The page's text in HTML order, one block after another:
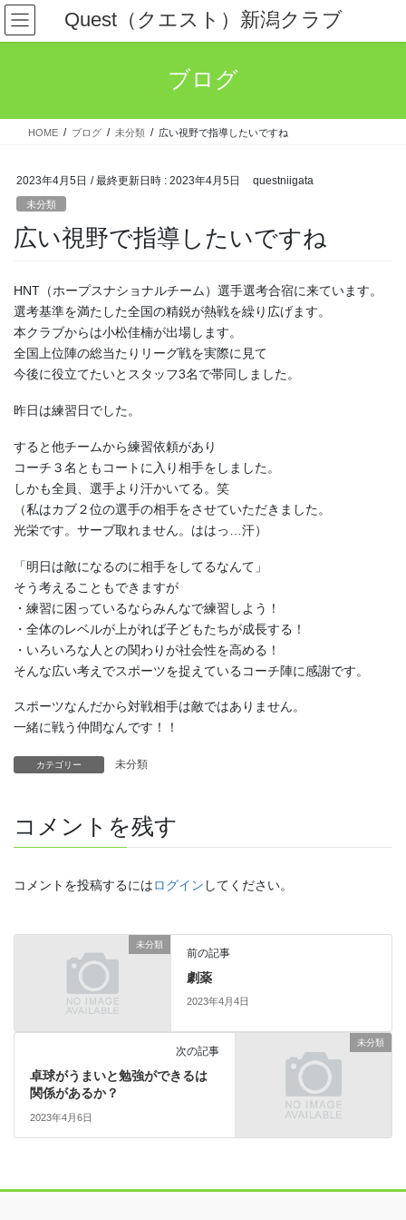
コ
ン
テ
ス
ナ
ビ
ゲ
ン
Quest（クエスト）新潟クラブ
ブログ
HOME ブログ 未分類 広い視野で指導したいですね
2023年4月5日 / 最終更新日時 : 2023年4月5日 questniigata
未分類
広い視野で指導したいですね
HNT（ホープスナショナルチーム）選手選考合宿に来ています。
選考基準を満たした全国の精鋭が熱戦を繰り広げます。
本クラブからは小松佳楠が出場します。
全国上位陣の総当たりリーグ戦を実際に見て
今後に役立てたいとスタッフ3名で帯同しました。
昨日は練習日でした。
すると他チームから練習依頼があり
コーチ３名ともコートに入り相手をしました。
しかも全員、選手より汗かいてる。笑
（私はカブ２位の選手の相手をさせていただきました。
光栄です。サーブ取れません。ははっ…汗）
「明日は敵になるのに相手をしてるなんて」
そう考えることもできますが
・練習に困っているならみんなで練習しよう！
・全体のレベルが上がれば子どもたちが成長する！
・いろいろな人との関わりが社会性を高める！
そんな広い考えでスポーツを捉えているコーチ陣に感謝です。
スポーツなんだから対戦相手は敵ではありません。
一緒に戦う仲間なんです！！
カテゴリー 未分類
コメントを残す
コメントを投稿するにはログイン してください。
未分類
前の記事
劇薬
2023年4月4日
未分類
次の記事
卓球がうまいと勉強ができるは
関係があるか？
2023年4月6日